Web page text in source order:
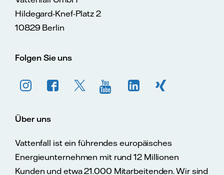
Hildegard-Knef-Platz 2
10829 Berlin
Folgen Sie uns
Über uns
Vattenfall ist ein führendes europäisches
Energieunternehmen mit rund 12 Millionen
Kunden und etwa 21.000 Mitarbeitenden. Wir sind